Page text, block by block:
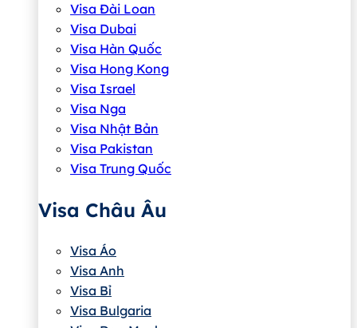
Visa Đài Loan
Visa Dubai
Visa Hàn Quốc
Visa Hong Kong
Visa Israel
Visa Nga
Visa Nhật Bản
Visa Pakistan
Visa Trung Quốc
Visa Châu Âu
Visa Áo
Visa Anh
Visa Bỉ
Visa Bulgaria